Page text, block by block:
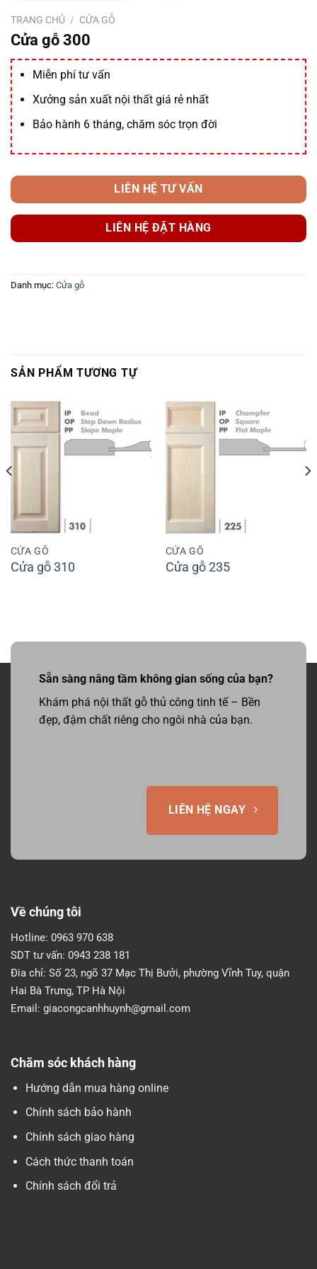
TRANG CHỦ / CỬA GỖ
Cửa gỗ 300
Miễn phí tư vấn
Xưởng sản xuất nội thất giá rẻ nhất
Bảo hành 6 tháng, chăm sóc trọn đời
LIÊN HỆ TƯ VẤN
LIÊN HỆ ĐẶT HÀNG
Danh mục: Cửa gỗ
SẢN PHẨM TƯƠNG TỰ
CỬA GỖ
Cửa gỗ 310
CỬA GỖ
Cửa gỗ 235
Sẵn sàng nâng tầm không gian sống của bạn?
Khám phá nội thất gỗ thủ công tinh tế – Bền
đẹp, đậm chất riêng cho ngôi nhà của bạn.
LIÊN HỆ NGAY
Về chúng tôi
Hotline: 0963 970 638
SDT tư vấn: 0943 238 181
Đia chỉ: Số 23, ngõ 37 Mạc Thị Bưởi, phường Vĩnh Tuy, quận
Hai Bà Trưng, TP Hà Nội
Email: giacongcanhhuynh@gmail.com
Chăm sóc khách hàng
Hướng dẫn mua hàng online
Chính sách bảo hành
Chính sách giao hàng
Cách thức thanh toán
Chính sách đổi trả